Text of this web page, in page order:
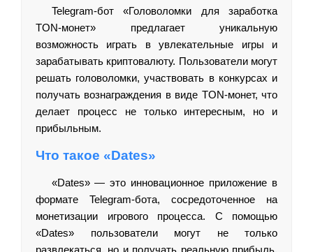
Telegram-бот «Головоломки для заработка
TON-монет» предлагает уникальную
возможность играть в увлекательные игры и
зарабатывать криптовалюту. Пользователи могут
решать головоломки, участвовать в конкурсах и
получать вознаграждения в виде TON-монет, что
делает процесс не только интересным, но и
прибыльным.
Что такое «Dates»
«Dates» — это инновационное приложение в
формате Telegram-бота, сосредоточенное на
монетизации игрового процесса. С помощью
«Dates» пользователи могут не только
развлекаться, но и получать реальную прибыль,